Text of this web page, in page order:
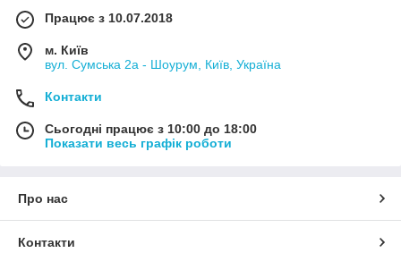
Працює з 10.07.2018
м. Київ
вул. Сумська 2а - Шоурум, Київ, Україна
Контакти
Сьогодні працює з 10:00 до 18:00
Показати весь графік роботи
Про нас
Контакти